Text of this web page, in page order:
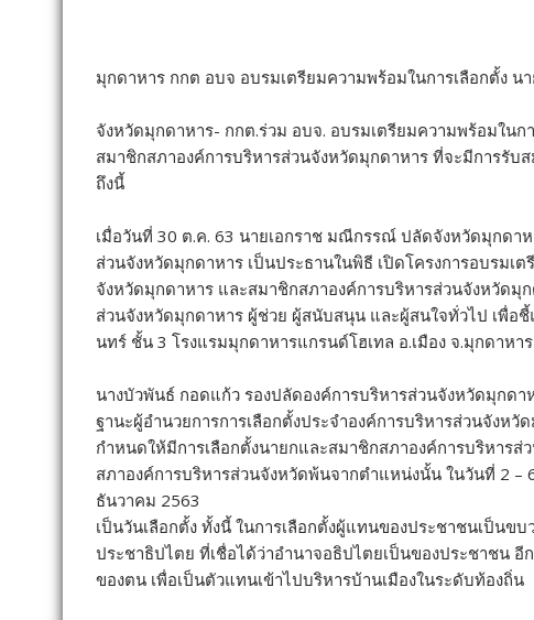
มุกดาหาร กกต อบจ อบรมเตรียมความพร้อมในการเลือกตั้ง น
จังหวัดมุกดาหาร- กกต.ร่วม อบจ. อบรมเตรียมความพร้อมใน
สมาชิกสภาองค์การบริหารส่วนจังหวัดมุกดาหาร ที่จะมีการรับ
ถึงนี้
เมื่อวันที่ 30 ต.ค. 63 นายเอกราช มณีกรรณ์ ปลัดจังหวัดมุกดา
ส่วนจังหวัดมุกดาหาร เป็นประธานในพิธี เปิดโครงการอบรมเ
จังหวัดมุกดาหาร และสมาชิกสภาองค์การบริหารส่วนจังหวัด
ส่วนจังหวัดมุกดาหาร ผู้ช่วย ผู้สนับสนุน และผู้สนใจทั่วไป เพื่อ
นทร์ ชั้น 3 โรงแรมมุกดาหารแกรนด์โฮเทล อ.เมือง จ.มุกดาหาร
นางบัวพันธ์ กอดแก้ว รองปลัดองค์การบริหารส่วนจังหวัดมุกด
ฐานะผู้อำนวยการการเลือกตั้งประจำองค์การบริหารส่วนจังห
กำหนดให้มีการเลือกตั้งนายกและสมาชิกสภาองค์การบริหาร
สภาองค์การบริหารส่วนจังหวัดพ้นจากตำแหน่งนั้น ในวันที่ 2
ธันวาคม 2563
เป็นวันเลือกตั้ง ทั้งนี้ ในการเลือกตั้งผู้แทนของประชาชนเป็นข
ประชาธิปไตย ที่เชื่อได้ว่าอำนาจอธิปไตยเป็นของประชาชน
ของตน เพื่อเป็นตัวแทนเข้าไปบริหารบ้านเมืองในระดับท้องถิ่น